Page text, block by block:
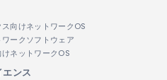
ス向けネットワークOS
ワークソフトウェア
けネットワークOS
ンス